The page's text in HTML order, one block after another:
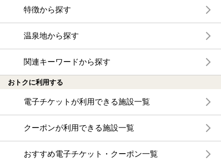
特徴から探す
温泉地から探す
関連キーワードから探す
おトクに利用する
電子チケットが利用できる施設一覧
クーポンが利用できる施設一覧
おすすめ電子チケット・クーポン一覧